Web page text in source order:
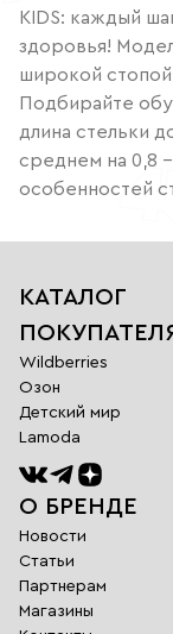
KIDS: каждый
здоровья!
широкой
Подбирайте
длина стельки
среднем на 0,8
особенностей
КАТАЛОГ
Wildberries
Озон
Детский мир
Lamoda
О БРЕНДЕ
Новости
Статьи
Партнерам
Магазины
Обратная